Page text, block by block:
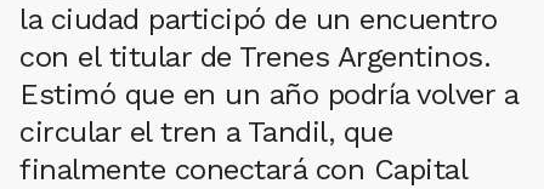
la ciudad participó de un encuentro
con el titular de Trenes Argentinos.
Estimó que en un año podría volver a
circular el tren a Tandil, que
finalmente conectará con Capital